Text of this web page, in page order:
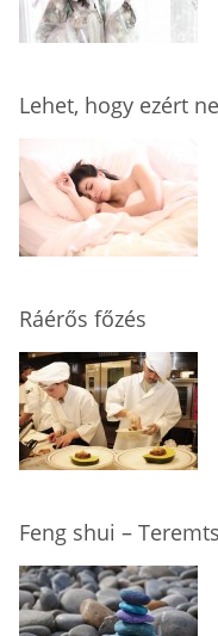
Lehet, hogy ezért
Ráérős főzés
Feng shui –